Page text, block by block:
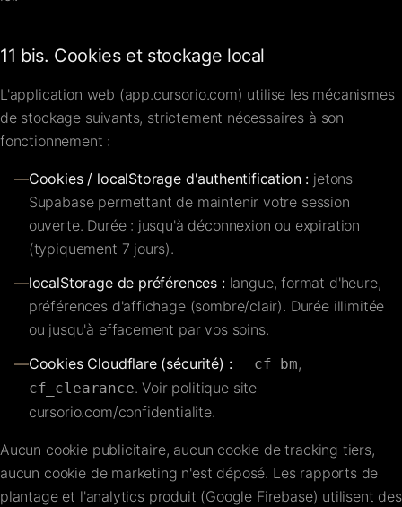
11 bis. Cookies et stockage local
L'application web (app.cursorio.com) utilise les mécanismes
de stockage suivants, strictement nécessaires à son
fonctionnement :
—Cookies / localStorage d'authentification : jetons
Supabase permettant de maintenir votre session
ouverte. Durée : jusqu'à déconnexion ou expiration
(typiquement 7 jours).
—localStorage de préférences :langue, format d'heure,
préférences d'affichage (sombre/clair). Durée illimitée
ou jusqu'à effacement par vos soins.
—Cookies Cloudflare (sécurité) : __cf_bm,
cf_clearance. Voir politique site
cursorio.com/confidentialite.
Aucun cookie publicitaire, aucun cookie de tracking tiers,
aucun cookie de marketing n'est déposé. Les rapports de
plantage et l'analytics produit (Google Firebase) utilisent des